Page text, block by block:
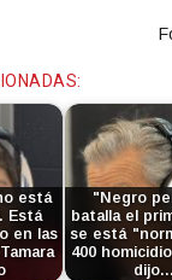
está
Está
en las
"Negro
batalla el
se está
400
dijo…